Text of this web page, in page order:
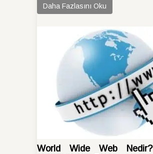
Daha Fazlasını Oku
World Wide Web